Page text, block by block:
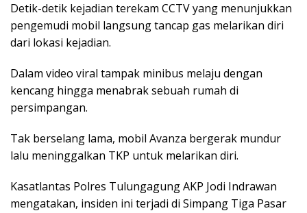
Detik-detik kejadian terekam CCTV yang menunjukkan
pengemudi mobil langsung tancap gas melarikan diri
dari lokasi kejadian.
Dalam video viral tampak minibus melaju dengan
kencang hingga menabrak sebuah rumah di
persimpangan.
Tak berselang lama, mobil Avanza bergerak mundur
lalu meninggalkan TKP untuk melarikan diri.
Kasatlantas Polres Tulungagung AKP Jodi Indrawan
mengatakan, insiden ini terjadi di Simpang Tiga Pasar